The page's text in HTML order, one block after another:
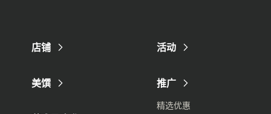
店铺
美馔
活动
推广
精选优惠